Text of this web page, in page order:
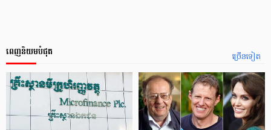
ច្រើនទៀត
ពេញនិយមបំផុត